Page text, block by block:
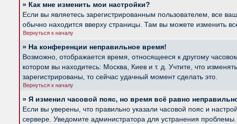
» Как мне изменить мои настройки?
Если вы являетесь зарегистрированным пользователем, все
обычно находится вверху страницы. Там вы можете изменить
Вернуться к началу
» На конференции неправильное время!
Возможно, отображается время, относящееся к другому
котором вы находитесь: Москва, Киев и т. д. Учтите, что
зарегистрированы, то сейчас удачный момент сделать это.
Вернуться к началу
» Я изменил часовой пояс, но время всё равно
Если вы уверены, что правильно указали часовой пояс и
сервере. Уведомите администратора для устранения проблемы.